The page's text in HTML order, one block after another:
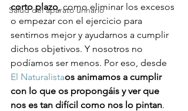
Salud del aparato urinario
corto plazo , como eliminar los excesos
o empezar con el ejercicio para
sentirnos mejor y ayudarnos a cumplir
dichos objetivos. Y nosotros no
podíamos ser menos. Por eso, desde
El Naturalistaos animamos a cumplir
con lo que os propongáis y ver que
nos es tan difícil como nos lo pintan.